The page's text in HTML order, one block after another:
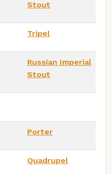
Stout
Tripel
Russian Imperial
Stout
Porter
Quadrupel